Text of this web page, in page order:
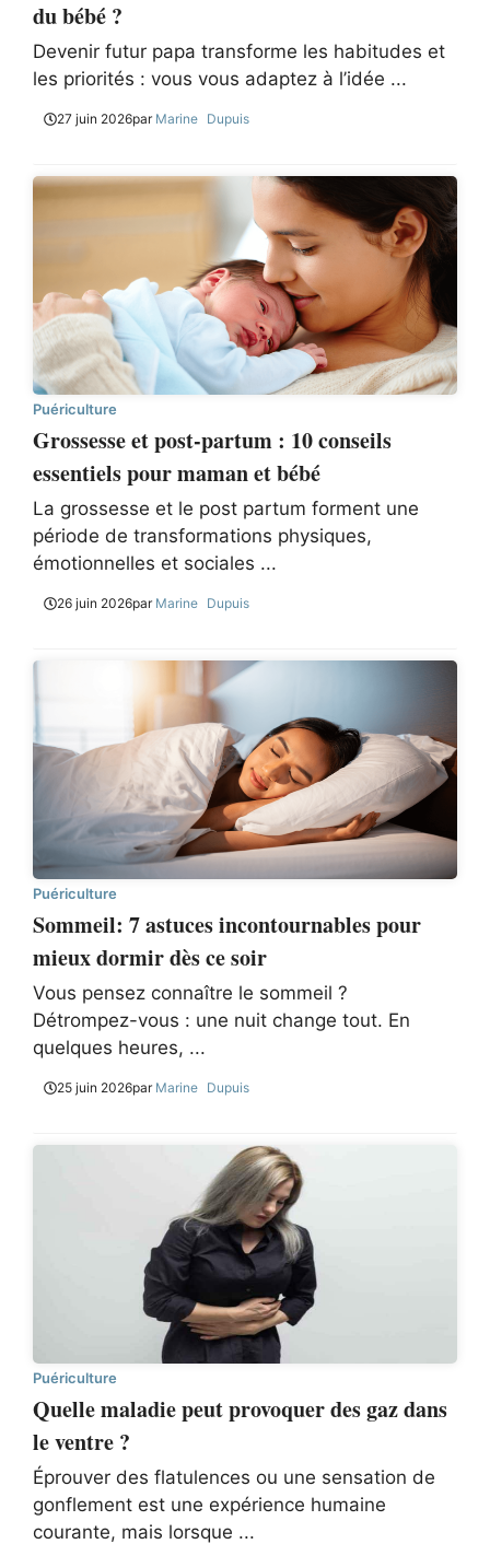
du bébé ?
Devenir futur papa transforme les habitudes et
les priorités : vous vous adaptez à l’idée ...
27 juin 2026par Marine Dupuis
Puériculture
Grossesse et post-partum : 10 conseils
essentiels pour maman et bébé
La grossesse et le post partum forment une
période de transformations physiques,
émotionnelles et sociales ...
26 juin 2026par Marine Dupuis
Puériculture
Sommeil: 7 astuces incontournables pour
mieux dormir dès ce soir
Vous pensez connaître le sommeil ?
Détrompez-vous : une nuit change tout. En
quelques heures, ...
25 juin 2026par Marine Dupuis
Puériculture
Quelle maladie peut provoquer des gaz dans
le ventre ?
Éprouver des flatulences ou une sensation de
gonflement est une expérience humaine
courante, mais lorsque ...